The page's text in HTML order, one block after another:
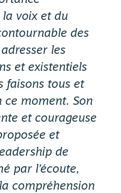
voix et du
des
les
et existentiels
faisons tous et
ce moment. Son
et courageuse
et
de
par l’écoute,
compréhension